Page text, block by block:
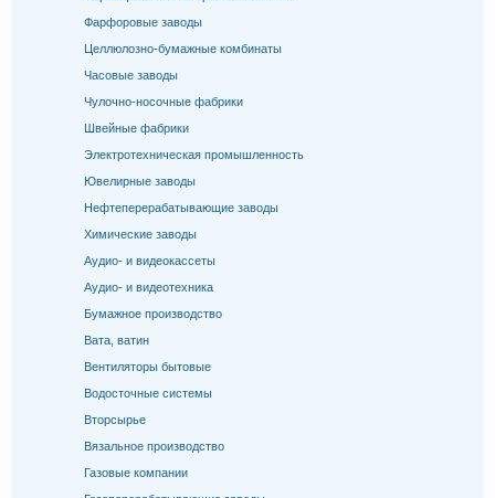
Фарфоровые заводы
Целлюлозно-бумажные комбинаты
Часовые заводы
Чулочно-носочные фабрики
Швейные фабрики
Электротехническая промышленность
Ювелирные заводы
Нефтеперерабатывающие заводы
Химические заводы
Аудио- и видеокассеты
Аудио- и видеотехника
Бумажное производство
Вата, ватин
Вентиляторы бытовые
Водосточные системы
Вторсырье
Вязальное производство
Газовые компании